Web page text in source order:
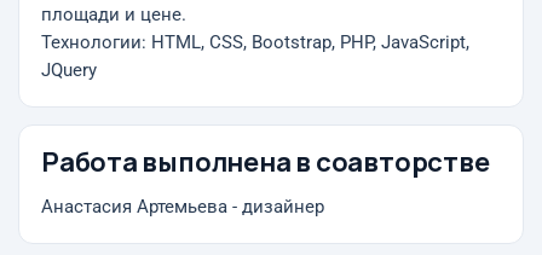
площади и цене.
Технологии: HTML, CSS, Bootstrap, PHP, JavaScript,
JQuery
Работа выполнена в соавторстве
Анастасия Артемьева - дизайнер